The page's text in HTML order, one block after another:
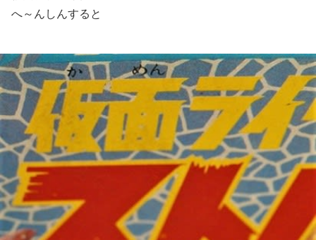
へ～んしんすると